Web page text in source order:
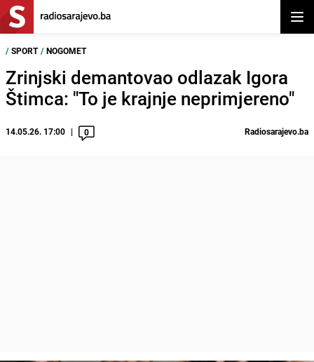
/ SPORT / NOGOMET
Zrinjski demantovao odlazak Igora
Štimca: "To je krajnje neprimjereno"
14.05.26. 17:00 0 Radiosarajevo.ba